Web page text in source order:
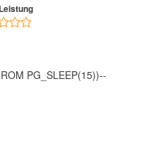
PG_SLEEP(15))--